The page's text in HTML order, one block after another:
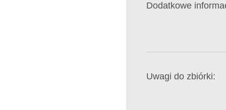
Dodatkowe
Uwagi do zbiórki: